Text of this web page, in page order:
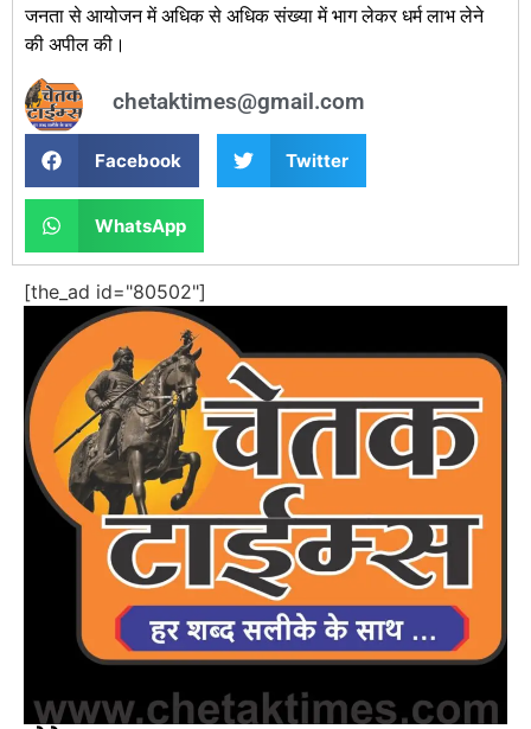
जनता से आयोजन में अधिक से अधिक संख्या में भाग लेकर धर्म लाभ लेने
की अपील की।
chetaktimes@gmail.com
Facebook Twitter
WhatsApp
[the_ad id="80502"]